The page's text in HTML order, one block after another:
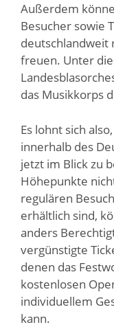
Außerdem
Besucher sowie
freuen. Unter
das Musikkorps
Es lohnt sich
innerhalb des
jetzt im Blick zu
Höhepunkte
regulären
erhältlich sind,
anders
vergünstigte
denen das
kostenlosen
individuellem
kann.